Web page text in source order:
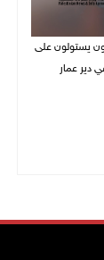
يستولون على
دير عمار